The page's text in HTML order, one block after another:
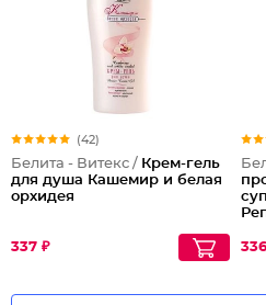
(42)
Белита - Витекс / Крем-гель
для душа Кашемир и белая
орхидея
337 ₽